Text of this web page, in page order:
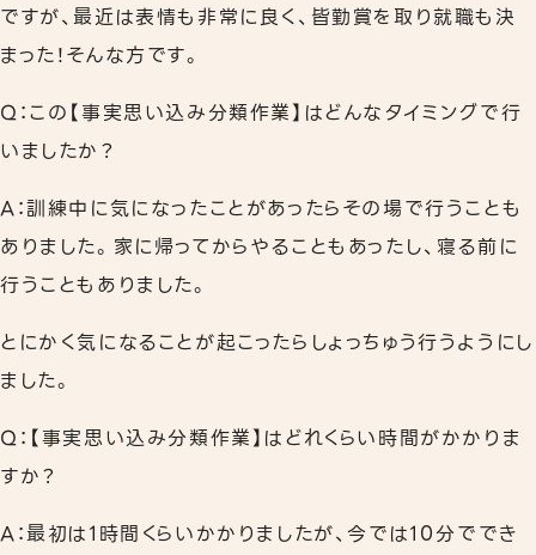
ですが、最近は表情も非常に良く、皆勤賞を取り就職も決
まった！そんな方です。
Q：この【事実思い込み分類作業】はどんなタイミングで行
いましたか？
A：訓練中に気になったことがあったらその場で行うことも
ありました。家に帰ってからやることもあったし、寝る前に
行うこともありました。
とにかく気になることが起こったらしょっちゅう行うようにし
ました。
Q：【事実思い込み分類作業】はどれくらい時間がかかりま
すか？
A：最初は1時間くらいかかりましたが、今では10分ででき